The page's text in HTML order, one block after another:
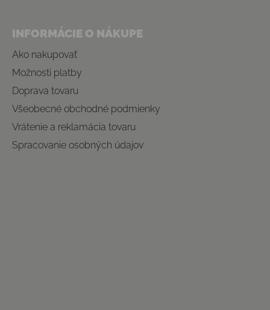
INFORMÁCIE O NÁKUPE
Ako nakupovať
Možnosti platby
Doprava tovaru
Všeobecné obchodné podmienky
Vrátenie a reklamácia tovaru
Spracovanie osobných údajov